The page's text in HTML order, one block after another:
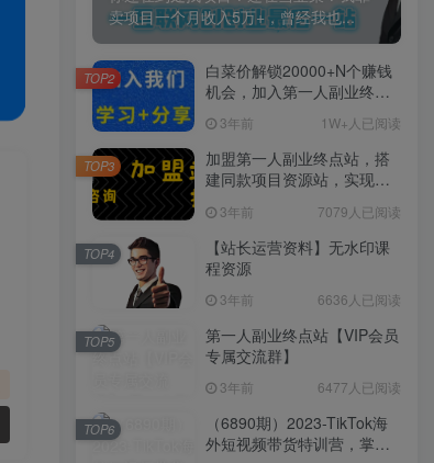
卖项目一个月收入5万+，曾经我也...
白菜价解锁20000+N个赚钱
机会，加入第一人副业终点
习。3年前 1W+人已阅读
TOP2
加盟第一人副业终点站，搭
建同款项目资源站，实现日
3年前 7079人已阅读
TOP3
【站长运营资料】无水印课
程资源
3年前 6636人已阅读
TOP4
第一人副业终点站【VIP会员
专属交流群】
3年前 6477人已阅读
TOP5
（6890期）2023-TikTok海
外短视频带货特训营，掌握
TOP6